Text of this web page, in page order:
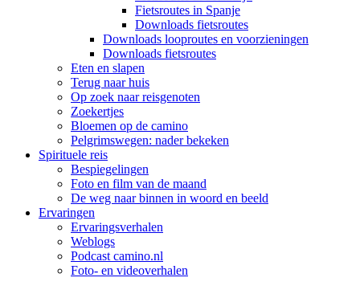
Fietsroutes in Spanje
Downloads fietsroutes
Downloads looproutes en voorzieningen
Downloads fietsroutes
Eten en slapen
Terug naar huis
Op zoek naar reisgenoten
Zoekertjes
Bloemen op de camino
Pelgrimswegen: nader bekeken
Spirituele reis
Bespiegelingen
Foto en film van de maand
De weg naar binnen in woord en beeld
Ervaringen
Ervaringsverhalen
Weblogs
Podcast camino.nl
Foto- en videoverhalen